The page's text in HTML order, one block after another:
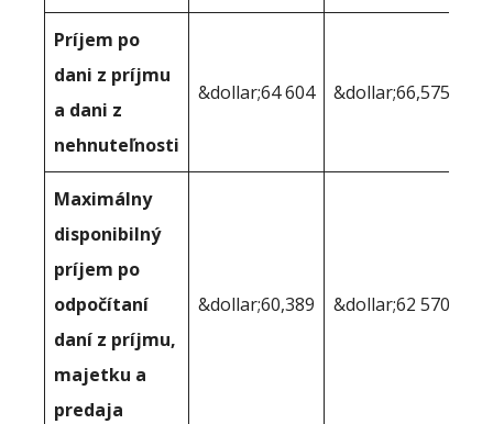
Príjem po
dani z príjmu
a dani z
nehnuteľnosti
&dollar;64 604 &dollar;66,575
Maximálny
disponibilný
príjem po
odpočítaní
daní z príjmu,
majetku a
predaja
&dollar;60,389 &dollar;62 570